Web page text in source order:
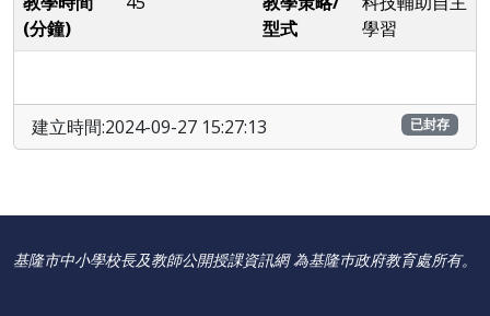
(分鐘)
型式
學習
建立時間:2024-09-27 15:27:13 已封存
基隆市中小學校長及教師公開授課資訊網 為基隆巿政府教育處所有。